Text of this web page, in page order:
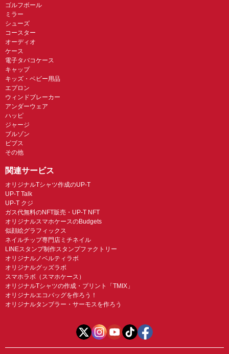
ゴルフボール
ミラー
シューズ
コースター
オーディオ
ケース
電子タバコケース
キャップ
キッズ・ベビー用品
エプロン
ウィンドブレーカー
アンダーウェア
ハッピ
ジャージ
ブルゾン
ビブス
その他
関連サービス
オリジナルTシャツ作成のUP-T
UP-T Talk
UP-T クジ
ガス代無料のNFT販売・UP-T NFT
オリジナルスマホケースのBudgets
似顔絵グラフィックス
ネイルチップ専門店ミチネイル
LINEスタンプ制作スタンプファクトリー
オリジナルノベルティラボ
オリジナルグッズラボ
スマホラボ（スマホケース）
オリジナルTシャツの作成・プリント「TMIX」
オリジナルエコバッグを作ろう！
オリジナルタンブラー・サーモスを作ろう